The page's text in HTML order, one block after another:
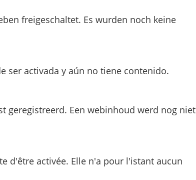
freigeschaltet. Es wurden noch keine
ser activada y aún no tiene contenido.
geregistreerd. Een webinhoud werd nog niet
d'être activée. Elle n'a pour l'istant aucun